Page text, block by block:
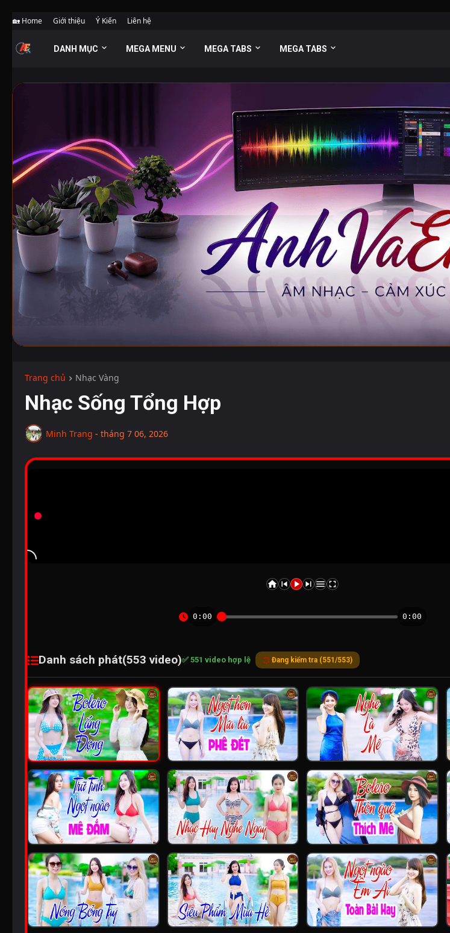
🏡 Home Giới thiệu Ý Kiến Liên hệ
DANH MỤC MEGA MENU MEGA TABS MEGA TABS
Trang chủ Nhạc Vàng
Nhạc Sống Tổng Hợp
Minh Trang - tháng 7 06, 2026
0:00 0:00
Danh sách phát(553 video)✅ 551 video hợp lệ Đang kiểm tra (551/553)